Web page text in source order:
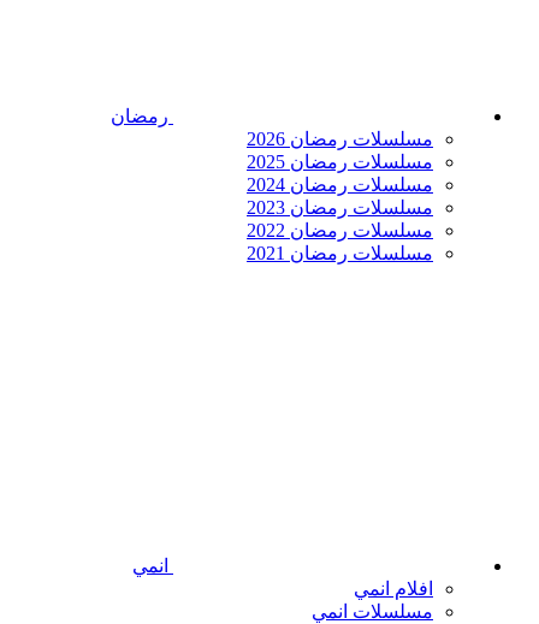
رمضان
مسلسلات رمضان 2026
مسلسلات رمضان 2025
مسلسلات رمضان 2024
مسلسلات رمضان 2023
مسلسلات رمضان 2022
مسلسلات رمضان 2021
انمي
افلام انمي
مسلسلات انمي